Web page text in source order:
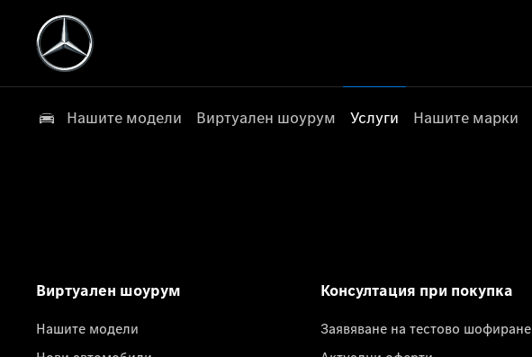
Нашите модели Виртуален шоурум Услуги Нашите марки
Виртуален шоурум
Нашите модели
Консултация при покупка
Заявяване на тестово шофиране